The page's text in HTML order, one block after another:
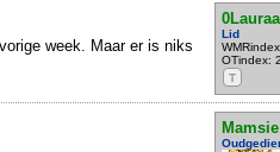
0Lauraa
Lid
OTindex:
T
week. Maar er is niks
Mamsie